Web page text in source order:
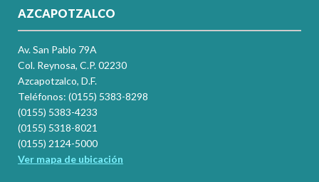
AZCAPOTZALCO
Av. San Pablo 79A
Col. Reynosa, C.P. 02230
Azcapotzalco, D.F.
Teléfonos: (0155) 5383-8298
(0155) 5383-4233
(0155) 5318-8021
(0155) 2124-5000
Ver mapa de ubicación